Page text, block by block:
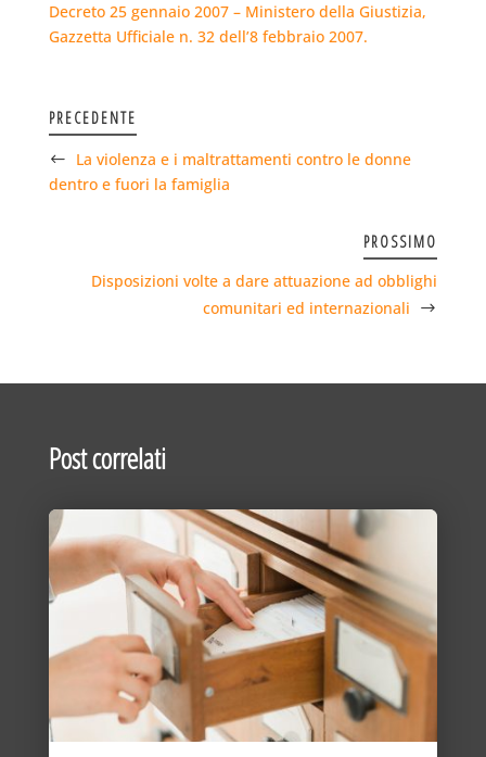
Decreto 25 gennaio 2007 – Ministero della Giustizia,
Gazzetta Ufficiale n. 32 dell’8 febbraio 2007.
PRECEDENTE
La violenza e i maltrattamenti contro le donne
dentro e fuori la famiglia
PROSSIMO
Disposizioni volte a dare attuazione ad obblighi
comunitari ed internazionali
Post correlati